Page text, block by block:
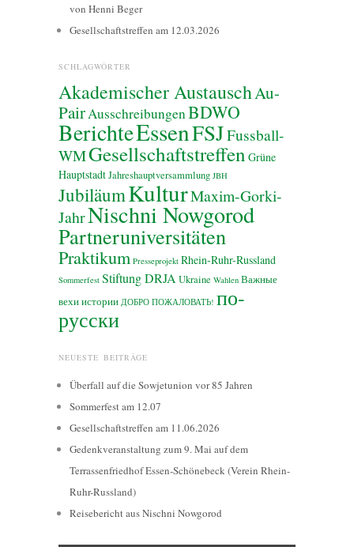
von Henni Beger
Gesellschaftstreffen am 12.03.2026
SCHLAGWÖRTER
Akademischer AustauschAu-
PairAusschreibungenBDWO
BerichteEssenFSJFussball-
WMGesellschaftstreffen Grüne
HauptstadtJahreshauptversammlung JBH
JubiläumKulturMaxim-Gorki-
JahrNischni Nowgorod
Partneruniversitäten
Praktikum Presseprojekt Rhein-Ruhr-Russland
Sommerfest Stiftung DRJA Ukraine Wahlen Важные
вехи истории ДОБРО ПОЖАЛОВАТЬ! по-
русски
NEUESTE BEITRÄGE
Überfall auf die Sowjetunion vor 85 Jahren
Sommerfest am 12.07
Gesellschaftstreffen am 11.06.2026
Gedenkveranstaltung zum 9. Mai auf dem
Terrassenfriedhof Essen-Schönebeck (Verein Rhein-
Ruhr-Russland)
Reisebericht aus Nischni Nowgorod